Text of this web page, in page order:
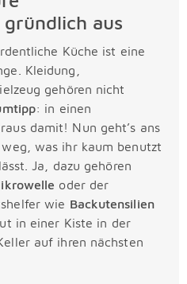
gründlich aus
Küche ist eine
Kleidung,
gehören nicht
: in einen
damit! Nun geht’s ans
was ihr kaum benutzt
Ja, dazu gehören
oder der
wie Backutensilien
in einer Kiste in der
auf ihren nächsten